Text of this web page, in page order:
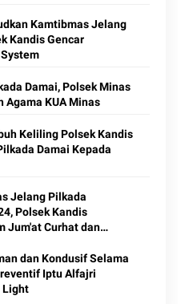
Kamtibmas Jelang
Kandis Gencar
Damai, Polsek Minas
Agama KUA Minas
Keliling Polsek Kandis
Damai Kepada
Jelang Pilkada
Polsek Kandis
Jum'at Curhat dan
dan Kondusif Selama
Iptu Alfajri
Light